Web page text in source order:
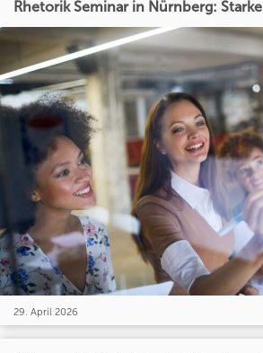
Rhetorik Seminar in Nürnberg:
29. April 2026